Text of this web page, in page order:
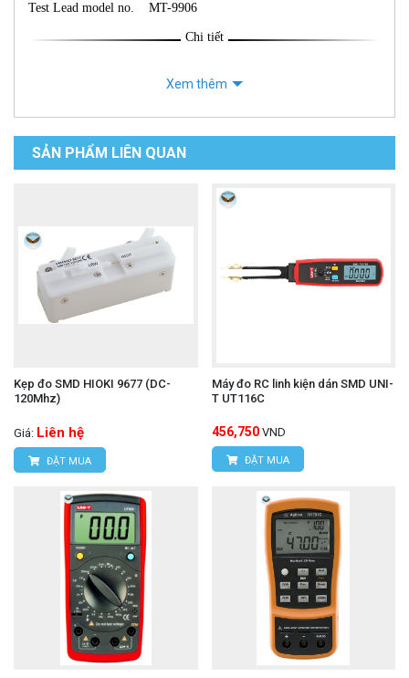
Test Lead model no. MT-9906
Chi tiết
Xem thêm
SẢN PHẨM LIÊN QUAN
Kẹp đo SMD HIOKI 9677 (DC-
120Mhz)
Giá: Liên hệ
ĐẶT MUA
Máy đo RC linh kiện dán SMD UNI-
T UT116C
456,750 VND
ĐẶT MUA